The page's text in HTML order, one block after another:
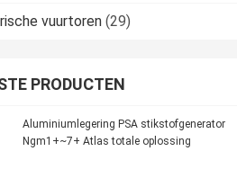
vuurtoren (29)
PRODUCTEN
Aluminiumlegering PSA stikstofgenerator
Ngm1+~7+ Atlas totale oplossing